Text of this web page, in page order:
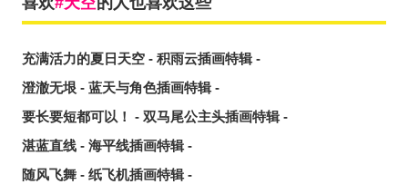
充满活力的夏日天空 - 积雨云插画特辑 -
澄澈无垠 - 蓝天与角色插画特辑 -
要长要短都可以！ - 双马尾公主头插画特辑 -
湛蓝直线 - 海平线插画特辑 -
随风飞舞 - 纸飞机插画特辑 -